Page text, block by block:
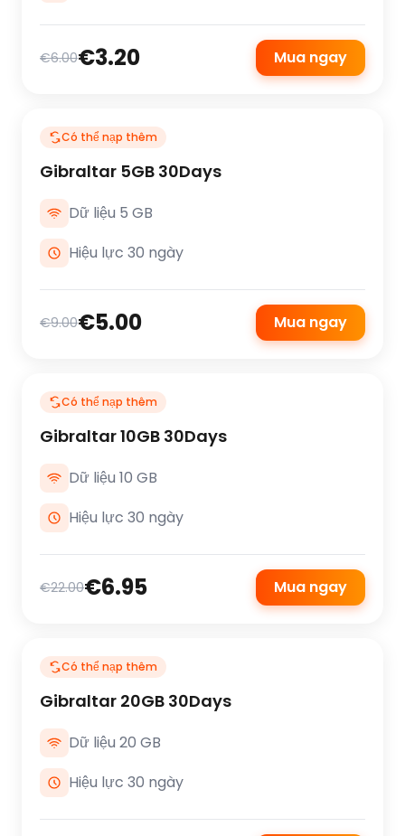
€6.00€3.20 Mua ngay
Có thể nạp thêm
Gibraltar 5GB 30Days
Dữ liệu 5 GB
Hiệu lực 30 ngày
€9.00€5.00 Mua ngay
Có thể nạp thêm
Gibraltar 10GB 30Days
Dữ liệu 10 GB
Hiệu lực 30 ngày
€22.00€6.95 Mua ngay
Có thể nạp thêm
Gibraltar 20GB 30Days
Dữ liệu 20 GB
Hiệu lực 30 ngày